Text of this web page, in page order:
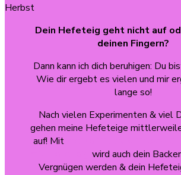
Dein Hefeteig geht nicht auf
deinen Fingern?
Dann kann ich dich beruhigen: Du
Wie dir ergebt es vielen und mir
lange so!
Nach vielen Experimenten & viel
gehen meine Hefeteige
auf! Mitmeine Tipps & Tricks für
wird auch dein
Vergnügen werden & dein